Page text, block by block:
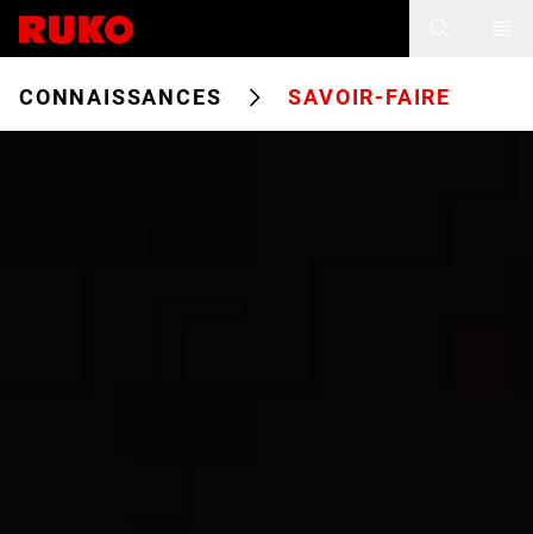
CONNAISSANCES SAVOIR-FAIRE